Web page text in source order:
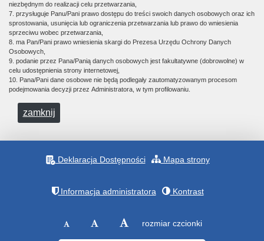
niezbędnym do realizacji celu przetwarzania,
7. przysługuje Panu/Pani prawo dostępu do treści swoich danych osobowych oraz ich
sprostowania, usunięcia lub ograniczenia przetwarzania lub prawo do wniesienia
sprzeciwu wobec przetwarzania,
8. ma Pan/Pani prawo wniesienia skargi do Prezesa Urzędu Ochrony Danych
Osobowych,
9. podanie przez Pana/Panią danych osobowych jest fakultatywne (dobrowolne) w
celu udostępnienia strony internetowej,
10. Pana/Pani dane osobowe nie będą podlegały zautomatyzowanym procesom
podejmowania decyzji przez Administratora, w tym profilowaniu.
zamknij
Deklaracja Dostępności Mapa strony
Informacja administratora Kontrast
rozmiar czcionki